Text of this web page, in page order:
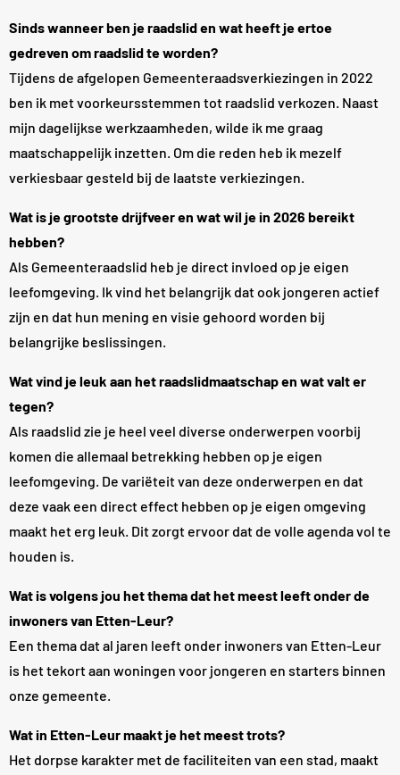
Sinds wanneer ben je raadslid en wat heeft je ertoe
gedreven om raadslid te worden?
Tijdens de afgelopen Gemeenteraadsverkiezingen in 2022
ben ik met voorkeursstemmen tot raadslid verkozen. Naast
mijn dagelijkse werkzaamheden, wilde ik me graag
maatschappelijk inzetten. Om die reden heb ik mezelf
verkiesbaar gesteld bij de laatste verkiezingen.
Wat is je grootste drijfveer en wat wil je in 2026 bereikt
hebben?
Als Gemeenteraadslid heb je direct invloed op je eigen
leefomgeving. Ik vind het belangrijk dat ook jongeren actief
zijn en dat hun mening en visie gehoord worden bij
belangrijke beslissingen.
Wat vind je leuk aan het raadslidmaatschap en wat valt er
tegen?
Als raadslid zie je heel veel diverse onderwerpen voorbij
komen die allemaal betrekking hebben op je eigen
leefomgeving. De variëteit van deze onderwerpen en dat
deze vaak een direct effect hebben op je eigen omgeving
maakt het erg leuk. Dit zorgt ervoor dat de volle agenda vol te
houden is.
Wat is volgens jou het thema dat het meest leeft onder de
inwoners van Etten-Leur?
Een thema dat al jaren leeft onder inwoners van Etten-Leur
is het tekort aan woningen voor jongeren en starters binnen
onze gemeente.
Wat in Etten-Leur maakt je het meest trots?
Het dorpse karakter met de faciliteiten van een stad, maakt